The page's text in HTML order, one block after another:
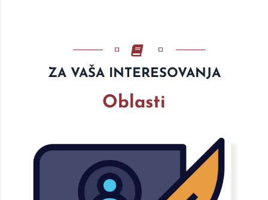
ZA VAŠA INTERESOVANJA
Oblasti